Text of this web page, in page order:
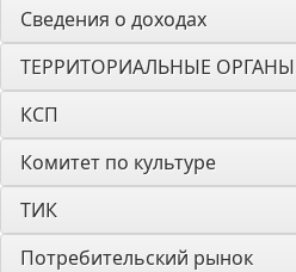
Сведения о доходах
ТЕРРИТОРИАЛЬНЫЕ ОРГАНЫ
КСП
Комитет по культуре
ТИК
Потребительский рынок